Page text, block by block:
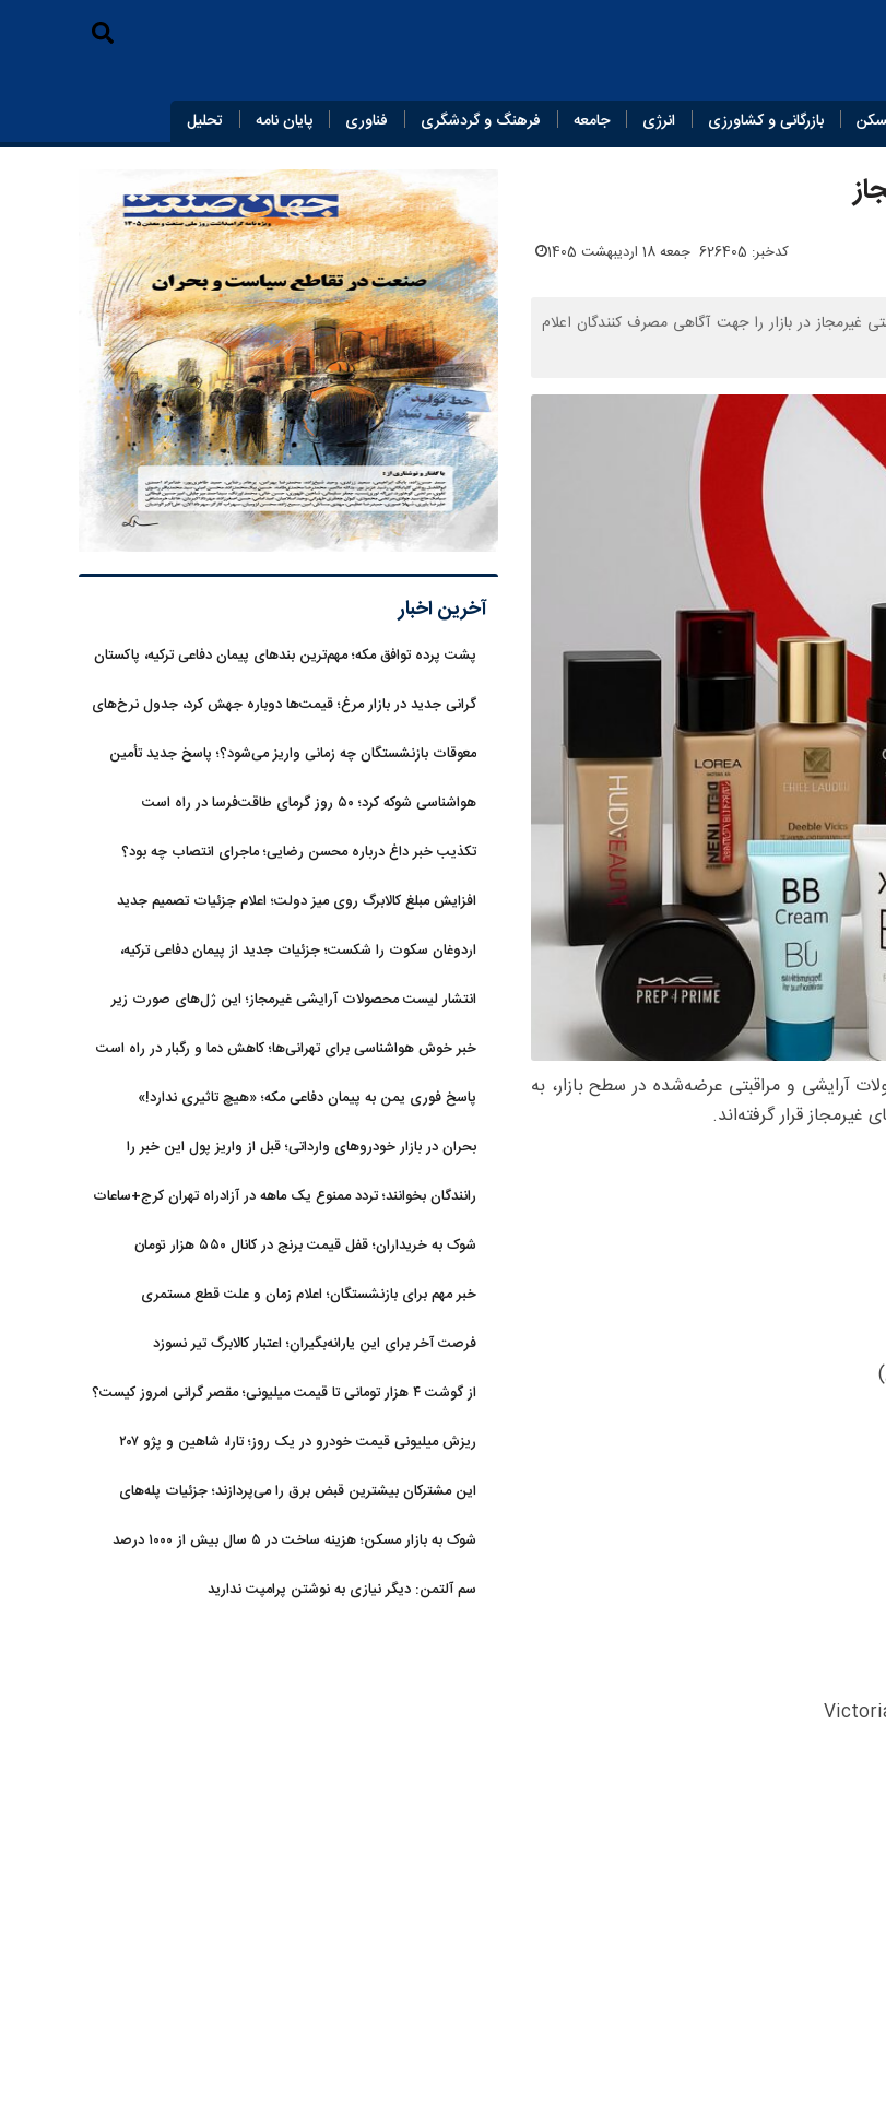
بازرگانی و کشاورزی انرژی جامعه فرهنگ و گردشگری فناوری پایان‌ نامه تحلیل
کدخبر: 626405 جمعه 18 اردیبهشت 1405
غیرمجاز در بازار را جهت آگاهی مصرف‌ کنندگان اعلام
آرایشی و مراقبتی عرضه‌شده در سطح بازار، به
قرار گرفته‌اند.
آخرین اخبار
پشت پرده توافق مکه؛ مهم‌ترین بندهای پیمان دفاعی ترکیه، پاکستان
گرانی جدید در بازار مرغ؛ قیمت‌ها دوباره جهش کرد، جدول نرخ‌های
معوقات بازنشستگان چه زمانی واریز می‌شود؟؛ پاسخ جدید تأمین
هواشناسی شوکه کرد؛ ۵۰ روز گرمای طاقت‌فرسا در راه است
تکذیب خبر داغ درباره محسن رضایی؛ ماجرای انتصاب چه بود؟
افزایش مبلغ کالابرگ روی میز دولت؛ اعلام جزئیات تصمیم جدید
اردوغان سکوت را شکست؛ جزئیات جدید از پیمان دفاعی ترکیه،
انتشار لیست محصولات آرایشی غیرمجاز؛ این ژل‌های صورت زیر
خبر خوش هواشناسی برای تهرانی‌ها؛ کاهش دما و رگبار در راه است
پاسخ فوری یمن به پیمان دفاعی مکه؛ «هیچ تاثیری ندارد!»
بحران در بازار خودروهای وارداتی؛ قبل از واریز پول این خبر را
رانندگان بخوانند؛ تردد ممنوع یک ماهه در آزادراه تهران کرج+ساعات
شوک به خریداران؛ قفل قیمت برنج در کانال ۵۵۰ هزار تومان
خبر مهم برای بازنشستگان؛ اعلام زمان و علت قطع مستمری
فرصت آخر برای این یارانه‌بگیران؛ اعتبار کالابرگ تیر نسوزد
از گوشت ۴ هزار تومانی تا قیمت میلیونی؛ مقصر گرانی امروز کیست؟
ریزش میلیونی قیمت خودرو در یک روز؛ تارا، شاهین و پژو ۲۰۷
این مشترکان بیشترین قبض برق را می‌پردازند؛ جزئیات پله‌های
شوک به بازار مسکن؛ هزینه ساخت در ۵ سال بیش از ۱۰۰۰ درصد
سم آلتمن: دیگر نیازی به نوشتن پرامپت ندارید